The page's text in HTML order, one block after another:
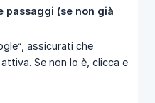
passaggi (se non già
assicurati che
Se non lo è, clicca e